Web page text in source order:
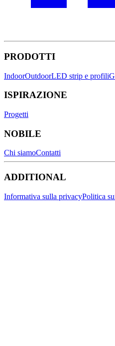
PRODOTTI
IndoorOutdoorLED strip e profili
ISPIRAZIONE
Progetti
NOBILE
Chi siamoContatti
ADDITIONAL
Informativa sulla privacyPolitica